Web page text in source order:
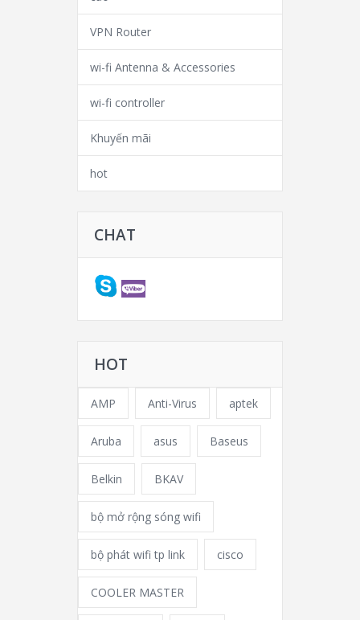
VPN Router
wi-fi Antenna & Accessories
wi-fi controller
Khuyến mãi
hot
CHAT
HOT
AMP Anti-Virus aptek
Aruba asus Baseus
Belkin BKAV
bộ mở rộng sóng wifi
bộ phát wifi tp link cisco
COOLER MASTER